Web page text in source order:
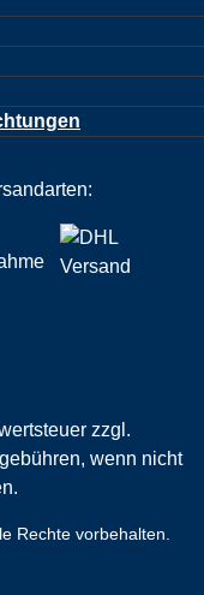
zzgl.
wenn nicht